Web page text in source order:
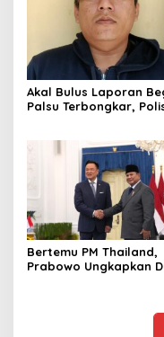
Akal Bulus Laporan
Palsu Terbongkar,
Bertemu PM Thailand,
Prabowo Ungkapkan